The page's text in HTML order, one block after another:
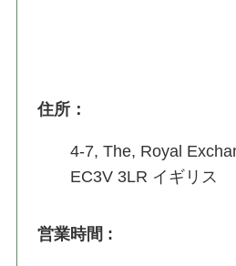
住所 ：
4-7, The, Royal
EC3V 3LR イギリス
営業時間 :